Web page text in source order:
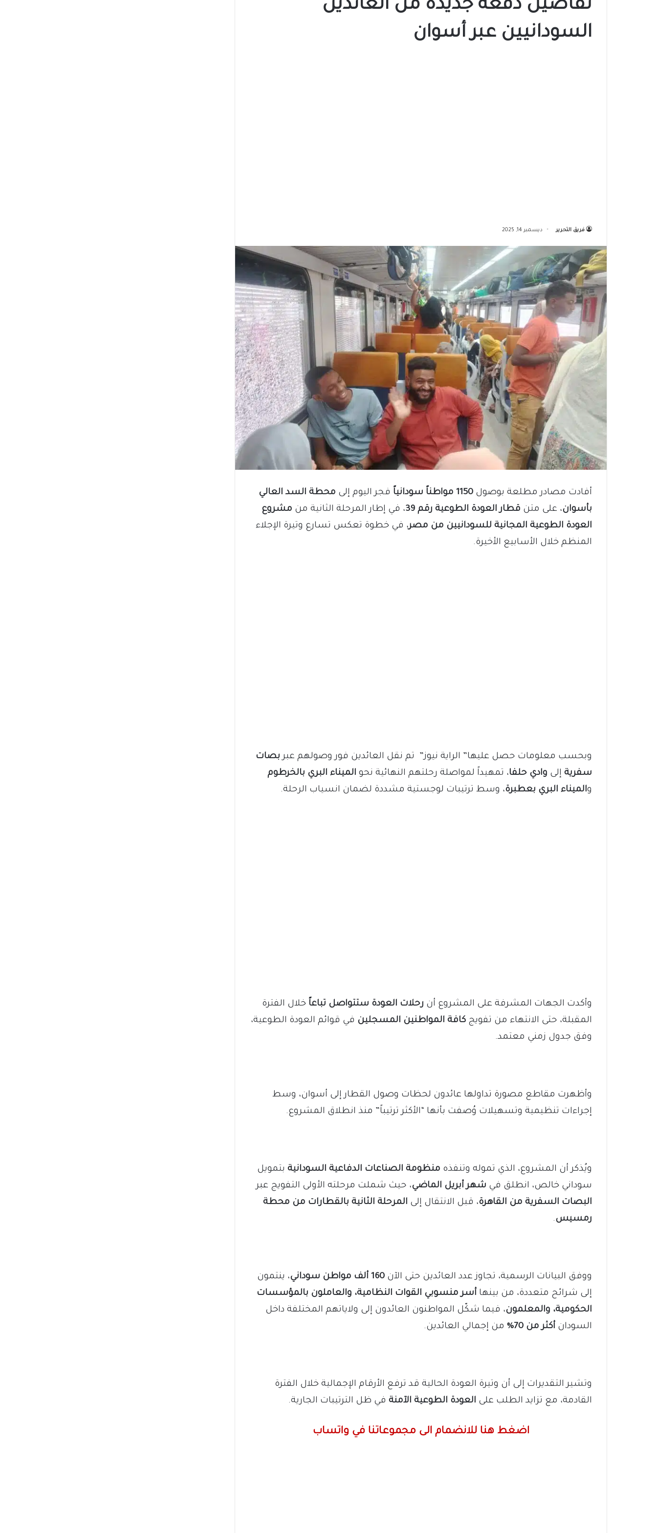
تفاصيل دفعة جديدة من العائدين
السودانيين عبر أسوان
فريق التحرير ديسمبر 14, 2025
أفادت مصادر مطلعة بوصول 1150 مواطناً سودانياً فجر اليوم إلى محطة السد العالي
بأسوان، على متن قطار العودة الطوعية رقم 39 ، في إطار المرحلة الثانية من مشروع
العودة الطوعية المجانية للسودانيين من مصر، في خطوة تعكس تسارع وتيرة الإجلاء
المنظم خلال الأسابيع الأخيرة.
وبحسب معلومات حصل عليها” الراية نيوز” تم نقل العائدين فور وصولهم عبر بصات
سفرية إلى وادي حلفا، تمهيداً لمواصلة رحلتهم النهائية نحو الميناء البري بالخرطوم
والميناء البري بعطبرة، وسط ترتيبات لوجستية مشددة لضمان انسياب الرحلة.
وأكدت الجهات المشرفة على المشروع أن رحلات العودة ستتواصل تباعاً خلال الفترة
المقبلة، حتى الانتهاء من تفويج كافة المواطنين المسجلين في قوائم العودة الطوعية،
وفق جدول زمني معتمد.
وأظهرت مقاطع مصورة تداولها عائدون لحظات وصول القطار إلى أسوان، وسط
إجراءات تنظيمية وتسهيلات وُصفت بأنها “الأكثر ترتيباً” منذ انطلاق المشروع.
ويُذكر أن المشروع، الذي تموله وتنفذه منظومة الصناعات الدفاعية السودانية بتمويل
سوداني خالص، انطلق في شهر أبريل الماضي، حيث شملت مرحلته الأولى التفويج عبر
البصات السفرية من القاهرة، قبل الانتقال إلى المرحلة الثانية بالقطارات من محطة
رمسيس.
ووفق البيانات الرسمية، تجاوز عدد العائدين حتى الآن 160 ألف مواطن سوداني
، ينتمون
إلى شرائح متعددة، من بينها أسر منسوبي القوات النظامية، والعاملون بالمؤسسات
الحكومية، والمعلمون، فيما شكّل المواطنون العائدون إلى ولاياتهم المختلفة داخل
السودان أكثر من 70% من إجمالي العائدين.
وتشير التقديرات إلى أن وتيرة العودة الحالية قد ترفع الأرقام الإجمالية خلال الفترة
القادمة، مع تزايد الطلب على العودة الطوعية الآمنة في ظل الترتيبات الجارية.
اضغط هنا للانضمام الى مجموعاتنا في واتساب